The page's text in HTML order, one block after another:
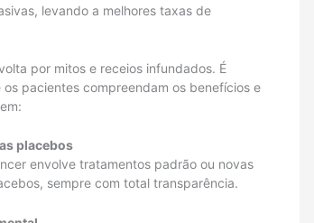
levando a melhores taxas de
por mitos e receios infundados. É
pacientes compreendam os benefícios e
placebos
envolve tratamentos padrão ou novas
sempre com total transparência.